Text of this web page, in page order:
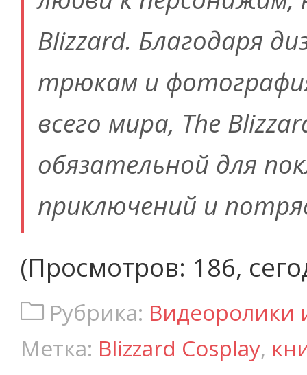
Blizzard. Благодаря
трюкам и
всего мира, The
обязательной для
приключений и
(Просмотров: 186,
Рубрика: Видеоролики
Метка: Blizzard Cosplay,